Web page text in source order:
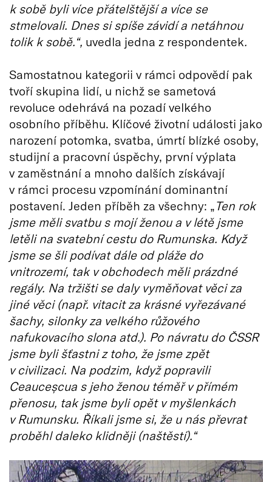
k sobě byli více přátelštější a více se
stmelovali. Dnes si spíše závidí a netáhnou
tolik k sobě.“, uvedla jedna z respondentek.
Samostatnou kategorii v rámci odpovědí pak
tvoří skupina lidí, u nichž se sametová
revoluce odehrává na pozadí velkého
osobního příběhu. Klíčové životní události jako
narození potomka, svatba, úmrtí blízké osoby,
studijní a pracovní úspěchy, první výplata
v zaměstnání a mnoho dalších získávají
v rámci procesu vzpomínání dominantní
postavení. Jeden příběh za všechny: „ Ten rok
jsme měli svatbu s mojí ženou a v létě jsme
letěli na svatební cestu do Rumunska. Když
jsme se šli podívat dále od pláže do
vnitrozemí, tak v obchodech měli prázdné
regály. Na tržišti se daly vyměňovat věci za
jiné věci (např. vitacit za krásné vyřezávané
šachy, silonky za velkého růžového
nafukovacího slona atd.). Po návratu do ČSSR
jsme byli šťastni z toho, že jsme zpět
v civilizaci. Na podzim, když popravili
Ceauceșcua s jeho ženou téměř v přímém
přenosu, tak jsme byli opět v myšlenkách
v Rumunsku. Říkali jsme si, že u nás převrat
proběhl daleko klidněji (naštěstí).“